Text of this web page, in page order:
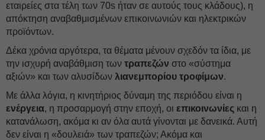
εταιρείες στα τέλη των 70s ήταν σε αυτούς τους κλάδους), η
απόκτηση αναβαθμισμένων επικοινωνιών και ηλεκτρικών
προϊόντων.
Δέκα χρόνια αργότερα, τα θέματα μένουν σχεδόν τα ίδια, με
την ισχυρή αναβάθμιση των τραπεζών στο «σύστημα
αξιών» και των αλυσίδων λιανεμπορίου τροφίμων.
Με άλλα λόγια, η κινητήριος δύναμη της περιόδου είναι η
ενέργεια, η προσαρμογή στην εποχή, οι επικοινωνίες και η
κατανάλωση, ακόμα κι αν όλα αυτά γίνονται με δανεικά. Αυτή
δεν είναι η «δουλειά» των τραπεζών; Ακόμα και